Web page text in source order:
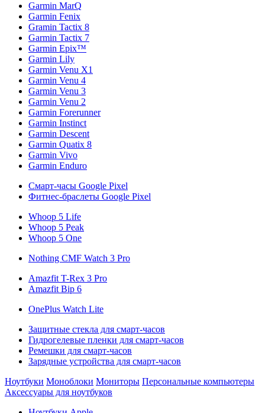
Garmin MarQ
Garmin Fenix
Gramin Tactix 8
Garmin Tactix 7
Garmin Epix™
Garmin Lily
Garmin Venu X1
Garmin Venu 4
Garmin Venu 3
Garmin Venu 2
Garmin Forerunner
Garmin Instinct
Garmin Descent
Garmin Quatix 8
Garmin Vivo
Garmin Enduro
Смарт-часы Google Pixel
Фитнес-браслеты Google Pixel
Whoop 5 Life
Whoop 5 Peak
Whoop 5 One
Nothing CMF Watch 3 Pro
Amazfit T-Rex 3 Pro
Amazfit Bip 6
OnePlus Watch Lite
Защитные стекла для смарт-часов
Гидрогелевые пленки для смарт-часов
Ремешки для смарт-часов
Зарядные устройства для смарт-часов
Ноутбуки Моноблоки Мониторы Персональные компьютеры
Аксессуары для ноутбуков